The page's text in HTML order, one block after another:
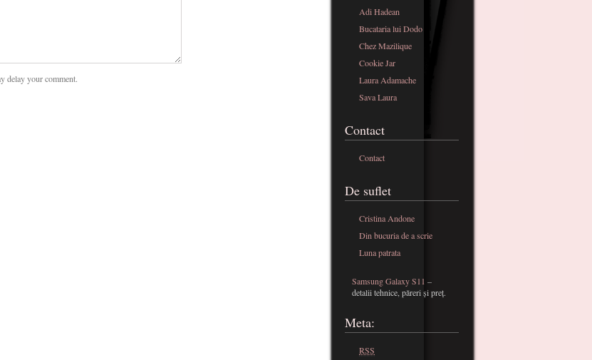
delay your comment.
Adi Hadean
Bucataria lui Dodo
Chez Mazilique
Cookie Jar
Laura Adamache
Sava Laura
Contact
Contact
De suflet
Cristina Andone
Din bucuria de a scrie
Luna patrata
Samsung Galaxy S11 –
detalii tehnice, păreri și preț.
Meta:
RSS